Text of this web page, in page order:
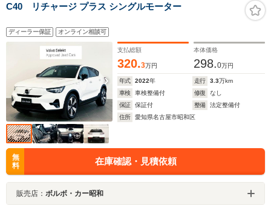
C40 リチャージ プラス シングルモーター
ディーラー保証 オンライン相談可
支払総額
320.3万円
本体価格
298.0万円
年式 2022年 走行 3.3万km
車検
車検整備付 修復
なし
保証
保証付 整備
法定整備付
住所
愛知県名古屋市昭和区
無
料
在庫確認・見積依頼
販売店： ボルボ・カー昭和